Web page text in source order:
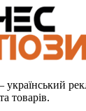
товарів.